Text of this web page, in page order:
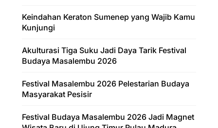
Keindahan Keraton Sumenep yang Wajib Kamu
Kunjungi
Akulturasi Tiga Suku Jadi Daya Tarik Festival
Budaya Masalembu 2026
Festival Masalembu 2026 Pelestarian Budaya
Masyarakat Pesisir
Festival Budaya Masalembu 2026 Jadi Magnet